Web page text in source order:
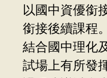
以國中資優銜
銜接後續課程
結合國中理化
試場上有所發